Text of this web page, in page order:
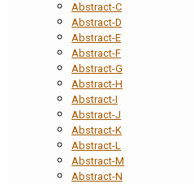
Abstract-C
Abstract-D
Abstract-E
Abstract-F
Abstract-G
Abstract-H
Abstract-I
Abstract-J
Abstract-K
Abstract-L
Abstract-M
Abstract-N